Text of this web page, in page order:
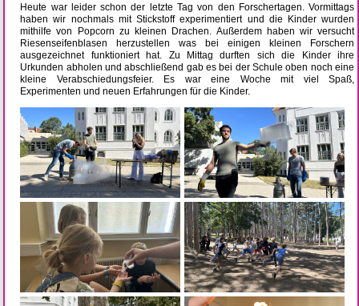
Heute war leider schon der letzte Tag von den Forschertagen. Vormittags
haben wir nochmals mit Stickstoff experimentiert und die Kinder wurden
mithilfe von Popcorn zu kleinen Drachen. Außerdem haben wir versucht
Riesenseifenblasen herzustellen was bei einigen kleinen Forschern
ausgezeichnet funktioniert hat. Zu Mittag durften sich die Kinder ihre
Urkunden abholen und abschließend gab es bei der Schule oben noch eine
kleine Verabschiedungsfeier. Es war eine Woche mit viel Spaß,
Experimenten und neuen Erfahrungen für die Kinder.